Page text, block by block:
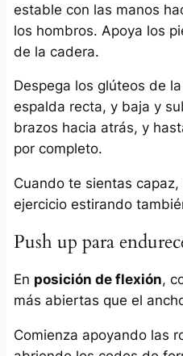
estable con las manos
los hombros. Apoya los
de la cadera.
Despega los glúteos de
espalda recta, y baja y
brazos hacia atrás, y
por completo.
Cuando te sientas
ejercicio estirando
Push up para
En posición de flexión,
más abiertas que el
Comienza apoyando las